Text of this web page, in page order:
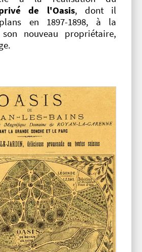
de l'Oasis, dont il
en 1897-1898, à la
nouveau propriétaire,